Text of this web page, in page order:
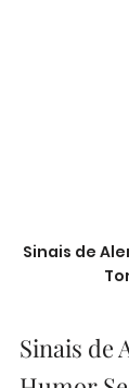
Sinais de
Sinais de